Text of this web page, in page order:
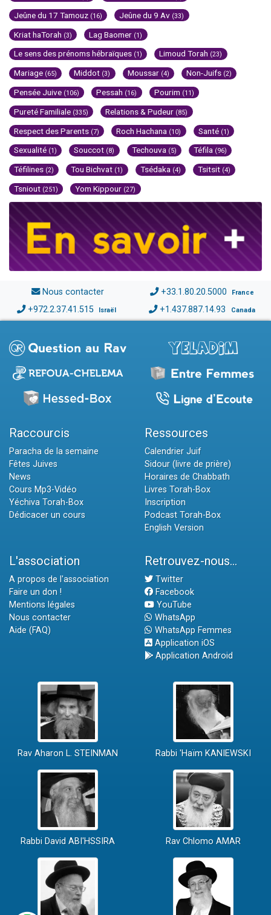
Jeûne du 17 Tamouz (16) Jeûne du 9 Av (33)
Kriat haTorah (3) Lag Baomer (1)
Le sens des prénoms hébraïques (1) Limoud Torah (23)
Mariage (65) Middot (3) Moussar (4) Non-Juifs (2)
Pensée Juive (106) Pessah (16) Pourim (11)
Pureté Familiale (335) Relations & Pudeur (85)
Respect des Parents (7) Roch Hachana (10) Santé (1)
Sexualité (1) Souccot (8) Techouva (5) Téfila (96)
Téfilines (2) Tou Bichvat (1) Tsédaka (4) Tsitsit (4)
Tsniout (251) Yom Kippour (27)
Nous contacter +33.1.80.20.5000 France
+972.2.37.41.515 Israël +1.437.887.14.93 Canada
Raccourcis
Paracha de la semaine
Fêtes Juives
News
Cours Mp3-Vidéo
Yéchiva Torah-Box
Dédicacer un cours
Ressources
Calendrier Juif
Sidour (livre de prière)
Horaires de Chabbath
Livres Torah-Box
Inscription
Podcast Torah-Box
English Version
L'association
A propos de l'association
Faire un don !
Mentions légales
Nous contacter
Aide (FAQ)
Retrouvez-nous...
Twitter
Facebook
YouTube
WhatsApp
WhatsApp Femmes
Application iOS
Application Android
Rav Aharon L. STEINMAN Rabbi 'Haïm KANIEWSKI
Rabbi David ABI'HSSIRA Rav Chlomo AMAR